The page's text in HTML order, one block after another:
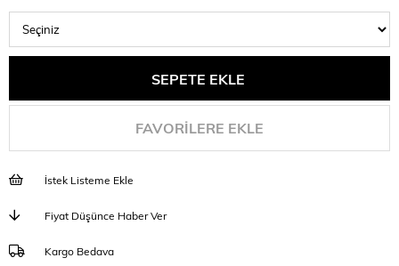
FAVORILERE EKLE
İstek Listeme Ekle
Fiyat Düşünce Haber Ver
Kargo Bedava